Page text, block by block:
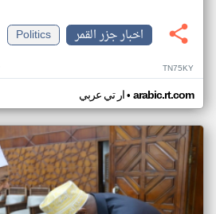
اخبار جزر القمر
Politics
TN75KY
ار تي عربي• arabic.rt.com